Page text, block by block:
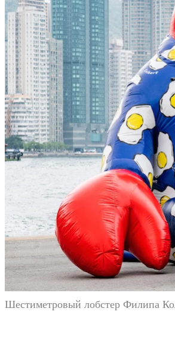
Шестиметровый лобстер Филипа